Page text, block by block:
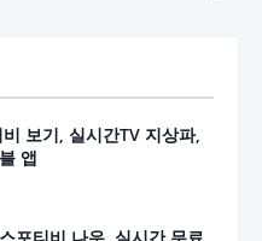
보기, 실시간TV 지상파,
앱